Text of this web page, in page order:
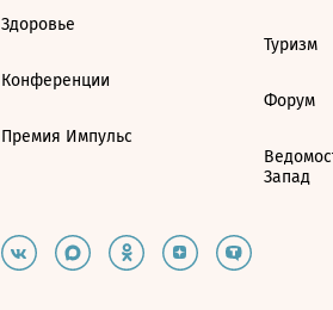
Здоровье
Конференции
Премия Импульс
Туризм
Форум
Запад